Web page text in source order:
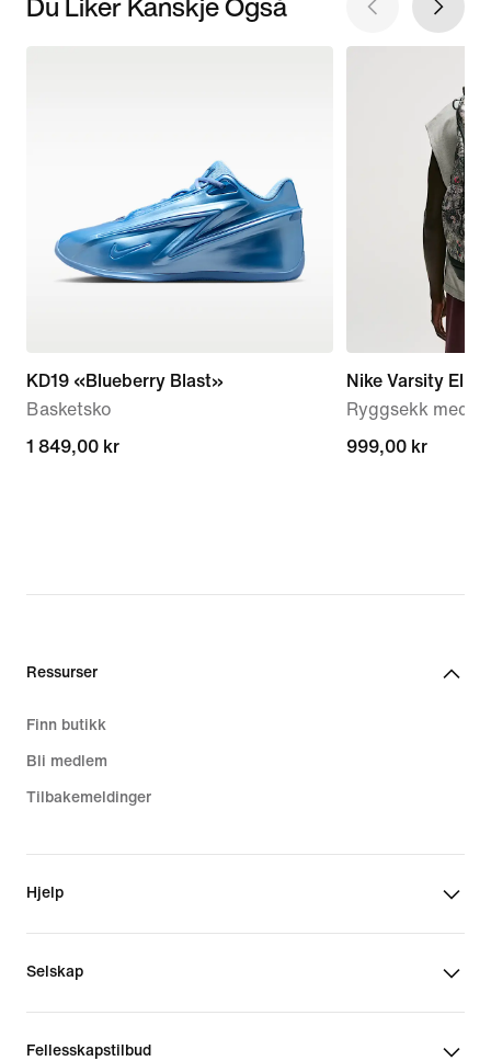
KD19 «Blueberry Blast»
Basketsko
1 849,00 kr
1 849,00 kr
Nike Varsity Elite
Ryggsekk med
999,00 kr
999,00 kr
Ressurser
Finn butikk
Bli medlem
Tilbakemeldinger
Hjelp
Selskap
Fellesskapstilbud